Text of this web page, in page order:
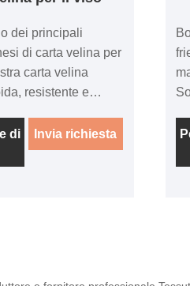
dei principali
di carta velina per
carta velina
resistente e
Harmony
mantiene pulita
e la tua tavola.
di
Invia richiesta